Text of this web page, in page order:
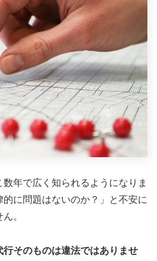
年で広く知られるようになりま
的に問題はないのか？」と不安に
。
行そのものは違法ではありませ